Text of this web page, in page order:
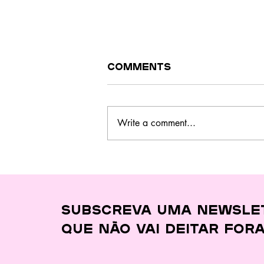
desperdiçar quase
nada
Comments
Write a comment...
Subscreva uma
que
não vai deitar